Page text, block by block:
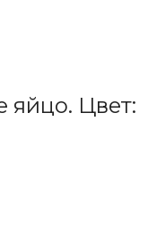
яйцо. Цвет: